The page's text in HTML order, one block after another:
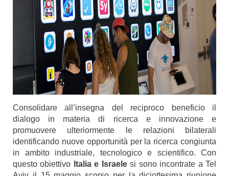
Consolidare all’insegna del reciproco beneficio il
dialogo in materia di ricerca e innovazione e
promuovere ulteriormente le relazioni bilaterali
identificando nuove opportunità per la ricerca congiunta
in ambito industriale, tecnologico e scientifico. Con
questo obiettivo Italia e Israelesi sono incontrate a Tel